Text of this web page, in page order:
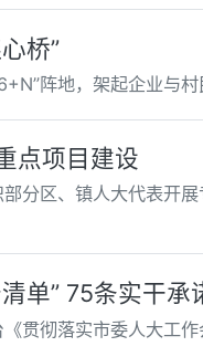
桥”
阵地，架起企业与村
点项目建设
分区、镇人大代表开
单” 75条实干承
贯彻落实市委人大工作